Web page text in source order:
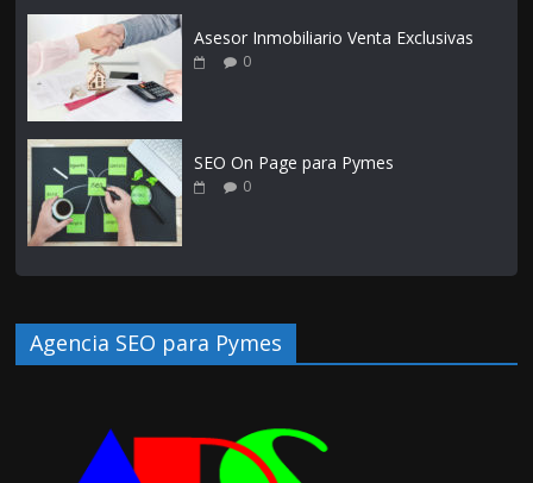
Asesor Inmobiliario Venta Exclusivas
0
SEO On Page para Pymes
0
Agencia SEO para Pymes